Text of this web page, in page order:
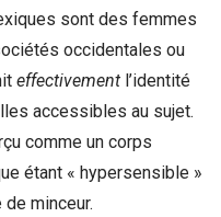
sont des femmes
occidentales ou
effectivement l’identité
accessibles au sujet.
comme un corps
étant « hypersensible »
minceur.